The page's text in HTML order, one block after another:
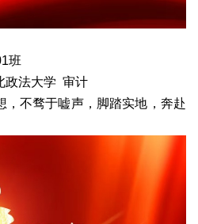
班
政法大学 审计
，不骛于嘘声，脚踏实地，奔赴